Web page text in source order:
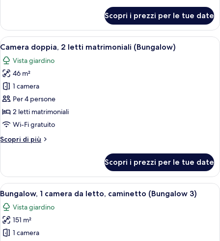
Deluxe,
letto
patio
Scopri i prezzi per le tue date
Apri
tutte
le
foto
per
Camera
doppia,
2
matrimoniali
Camera d'albergo con due letti, una
7
Camera doppia, 2 letti matrimoniali (Bungalow)
Vista giardino
46 m²
1 camera
Per 4 persone
2 letti matrimoniali
Wi-Fi gratuito
Scopri di più
Altri
doppia,
letti
matrimoniali
(Bungalow)
Scopri i prezzi per le tue date
Apri
tutte
le
foto
per
Un soggiorno ben arredato con
9
Bungalow, 1 camera da letto, caminetto (Bungalow 3)
Vista giardino
151 m²
1 camera